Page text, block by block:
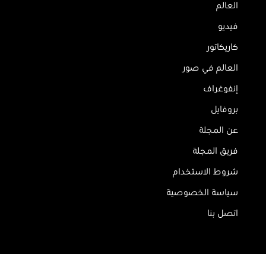
العالم
فيديو
كاريكاتور
العالم في صور
إنفوغراف
بروفايل
عن المجلة
فريق المجلة
شروط الاستخدام
سياسة الخصوصية
اتصل بنا